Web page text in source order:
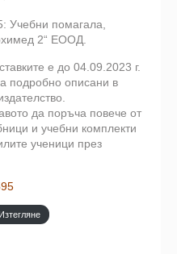
помагала,
2“ ЕООД.
е до 04.09.2023 г.
подробно описани в
да поръча повече от
и учебни комплекти
ученици през
Изтегляне